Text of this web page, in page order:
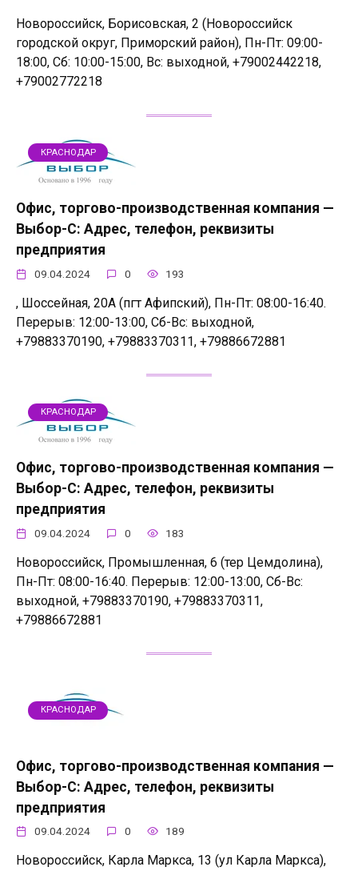
Новороссийск, Борисовская, 2 (Новороссийск
городской округ, Приморский район), Пн-Пт: 09:00-
18:00, Сб: 10:00-15:00, Вс: выходной, +79002442218,
+79002772218
КРАСНОДАР
Офис, торгово-производственная компания —
Выбор-С: Адрес, телефон, реквизиты
предприятия
09.04.2024 0 193
, Шоссейная, 20А (пгт Афипский), Пн-Пт: 08:00-16:40.
Перерыв: 12:00-13:00, Сб-Вс: выходной,
+79883370190, +79883370311, +79886672881
КРАСНОДАР
Офис, торгово-производственная компания —
Выбор-С: Адрес, телефон, реквизиты
предприятия
09.04.2024 0 183
Новороссийск, Промышленная, 6 (тер Цемдолина),
Пн-Пт: 08:00-16:40. Перерыв: 12:00-13:00, Сб-Вс:
выходной, +79883370190, +79883370311,
+79886672881
КРАСНОДАР
Офис, торгово-производственная компания —
Выбор-С: Адрес, телефон, реквизиты
предприятия
09.04.2024 0 189
Новороссийск, Карла Маркса, 13 (ул Карла Маркса),